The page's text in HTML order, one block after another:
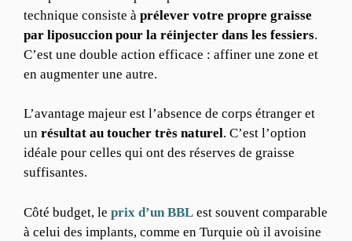
technique consiste à prélever votre propre graisse
par liposuccion pour la réinjecter dans les fessiers.
C’est une double action efficace : affiner une zone et
en augmenter une autre.
L’avantage majeur est l’absence de corps étranger et
un résultat au toucher très naturel. C’est l’option
idéale pour celles qui ont des réserves de graisse
suffisantes.
Côté budget, le prix d’un BBL est souvent comparable
à celui des implants, comme en Turquie où il avoisine